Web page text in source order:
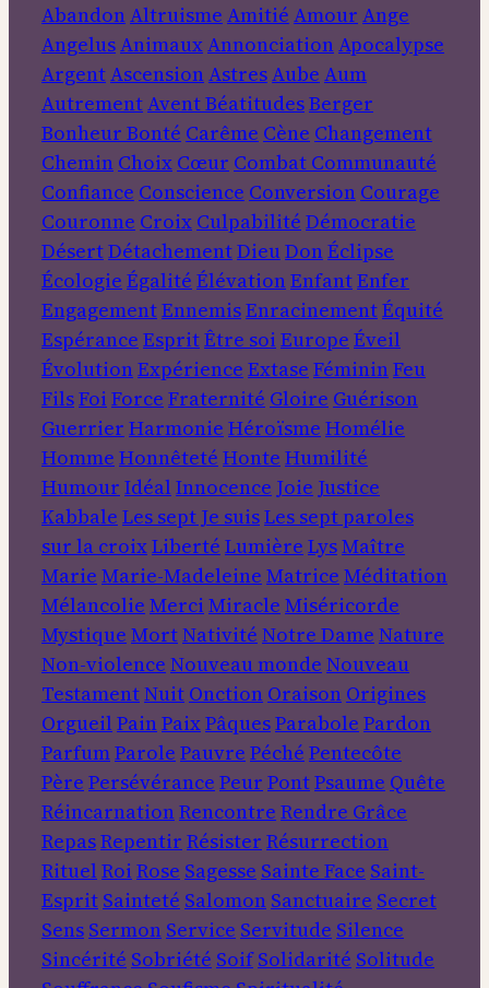
AbandonAltruisme Amitié Amour Ange
AngelusAnimauxAnnonciationApocalypse
ArgentAscensionAstresAube Aum
AutrementAventBéatitudesBerger
Bonheur Bonté Carême Cène Changement
Chemin Choix Cœur Combat Communauté
Confiance Conscience Conversion Courage
Couronne Croix Culpabilité Démocratie
DésertDétachementDieuDonÉclipse
Écologie Égalité ÉlévationEnfantEnfer
EngagementEnnemisEnracinementÉquité
Espérance EspritÊtre soi Europe Éveil
ÉvolutionExpérience Extase FémininFeu
FilsFoi Force Fraternité Gloire Guérison
Guerrier Harmonie Héroïsme Homélie
Homme Honnêteté Honte Humilité
Humour Idéal Innocence Joie Justice
Kabbale Les sept Je suisLes sept paroles
sur la croixLiberté Lumière LysMaître
Marie Marie-Madeleine Matrice Méditation
Mélancolie Merci Miracle Miséricorde
Mystique MortNativité Notre Dame Nature
Non-violence Nouveau monde Nouveau
TestamentNuit Onction Oraison Origines
Orgueil PainPaixPâquesParabole Pardon
ParfumParole Pauvre Péché Pentecôte
Père Persévérance Peur PontPsaume Quête
RéincarnationRencontre Rendre Grâce
RepasRepentir Résister Résurrection
Rituel Roi Rose Sagesse Sainte Face Saint-
Esprit Sainteté Salomon Sanctuaire Secret
Sens Sermon Service Servitude Silence
Sincérité Sobriété Soif Solidarité Solitude